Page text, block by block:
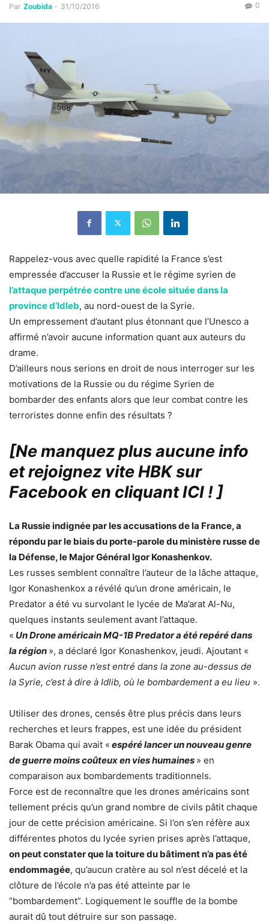
Par Zoubida - 31/10/2016 0
Rappelez-vous avec quelle rapidité la France s’est
empressée d’accuser la Russie et le régime syrien de
l’attaque perpétrée contre une école située dans la
province d’Idleb, au nord-ouest de la Syrie.
Un empressement d’autant plus étonnant que l’Unesco a
affirmé n’avoir aucune information quant aux auteurs du
drame.
D’ailleurs nous serions en droit de nous interroger sur les
motivations de la Russie ou du régime Syrien de
bombarder des enfants alors que leur combat contre les
terroristes donne enfin des résultats ?
[Ne manquez plus aucune info
et rejoignez vite HBK sur
Facebook en cliquant ICI !]
La Russie indignée par les accusations de la France, a
répondu par le biais du porte-parole du ministère russe de
la Défense, le Major Général Igor Konashenkov.
Les russes semblent connaître l’auteur de la lâche attaque,
Igor Konashenkox a révélé qu’un drone américain, le
Predator a été vu survolant le lycée de Ma’arat Al-Nu,
quelques instants seulement avant l’attaque.
« Un Drone américain MQ-1B Predator a été repéré dans
la région », a déclaré Igor Konashenkov, jeudi. Ajoutant «
Aucun avion russe n’est entré dans la zone au-dessus de
la Syrie, c’est à dire à Idlib, où le bombardement a eu lieu ».
Utiliser des drones, censés être plus précis dans leurs
recherches et leurs frappes, est une idée du président
Barak Obama qui avait « espéré lancer un nouveau genre
de guerre moins coûteux en vies humaines » en
comparaison aux bombardements traditionnels.
Force est de reconnaître que les drones américains sont
tellement précis qu’un grand nombre de civils pâtit chaque
jour de cette précision américaine. Si l’on s’en réfère aux
différentes photos du lycée syrien prises après l’attaque,
on peut constater que la toiture du bâtiment n’a pas été
endommagée, qu’aucun cratère au sol n’est décelé et la
clôture de l’école n’a pas été atteinte par le
“bombardement”. Logiquement le souffle de la bombe
aurait dû tout détruire sur son passage.